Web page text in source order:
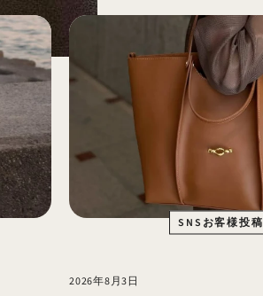
SNSお客様投稿
2026年8月3日